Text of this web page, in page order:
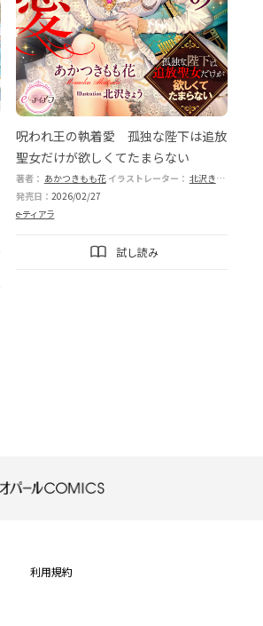
呪われ王の執着愛 孤独な陛下は追放
聖女だけが欲しくてたまらない
著者： あかつきもも花イラストレーター： 北沢きょう
発売日： 2026/02/27
e-ティアラ
試し読み
利用規約